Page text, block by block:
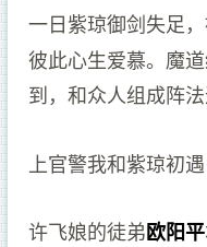
一日紫琼御剑失足
彼此心生爱慕。魔
到，和众人组成阵
上官警我和紫琼初遇
许飞娘的徒弟欧阳平